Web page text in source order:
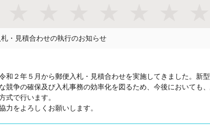
・見積合わせの執行のお知らせ
２年５月から郵便入札・見積合わせを実施してきました。新
競争の確保及び入札事務の効率化を図るため、今後においても
式で行います。
をよろしくお願いします。